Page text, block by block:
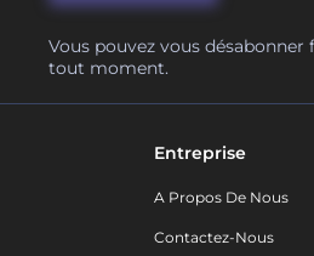
Vous pouvez vous désabonner
tout moment.
Entreprise
A Propos De Nous
Contactez-Nous